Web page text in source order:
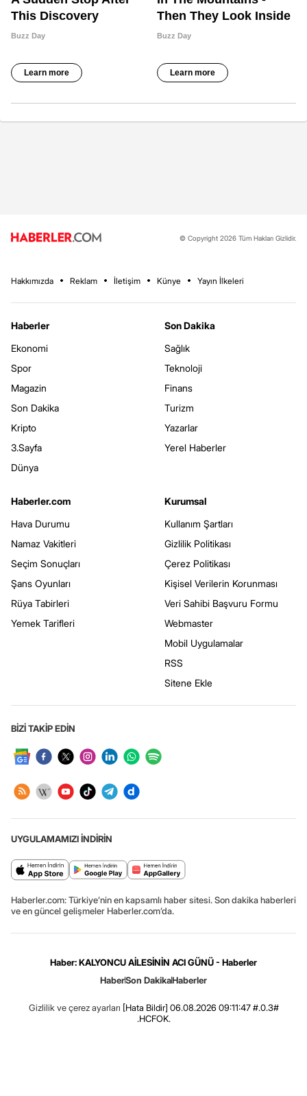
© Copyright 2026 Tüm Hakları Gizlidir.
Hakkımızda Reklam İletişim Künye Yayın İlkeleri
Haberler
Ekonomi
Spor
Magazin
Son Dakika
Kripto
3.Sayfa
Dünya
Son Dakika
Sağlık
Teknoloji
Finans
Turizm
Yazarlar
Yerel Haberler
Haberler.com
Hava Durumu
Namaz Vakitleri
Seçim Sonuçları
Şans Oyunları
Rüya Tabirleri
Yemek Tarifleri
Kurumsal
Kullanım Şartları
Gizlilik Politikası
Çerez Politikası
Kişisel Verilerin Korunması
Veri Sahibi Başvuru Formu
Webmaster
Mobil Uygulamalar
RSS
Sitene Ekle
BİZİ TAKİP EDİN
UYGULAMAMIZI İNDİRİN
Haberler.com: Türkiye’nin en kapsamlı haber sitesi. Son dakika haberleri
ve en güncel gelişmeler Haberler.com’da.
Haber: KALYONCU AİLESİNİN ACI GÜNÜ - Haberler
HaberSon DakikaHaberler
Gizlilik ve çerez ayarları [Hata Bildir] 06.08.2026 09:11:47 #.0.3#
.HCFOK.